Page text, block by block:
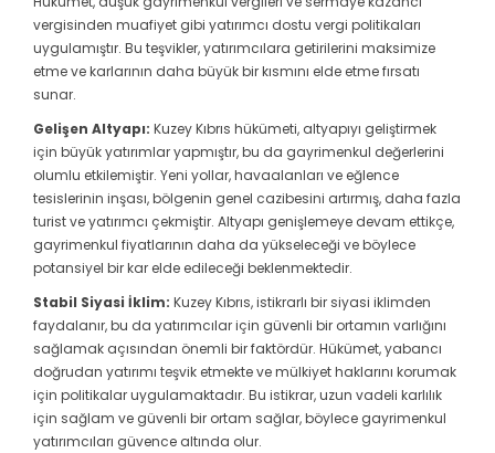
vergisinden muafiyet gibi yatırımcı dostu vergi politikaları
uygulamıştır. Bu teşvikler, yatırımcılara getirilerini maksimize
etme ve karlarının daha büyük bir kısmını elde etme fırsatı
sunar.
Gelişen Altyapı: Kuzey Kıbrıs hükümeti, altyapıyı geliştirmek
için büyük yatırımlar yapmıştır, bu da gayrimenkul değerlerini
olumlu etkilemiştir. Yeni yollar, havaalanları ve eğlence
tesislerinin inşası, bölgenin genel cazibesini artırmış, daha fazla
turist ve yatırımcı çekmiştir. Altyapı genişlemeye devam ettikçe,
gayrimenkul fiyatlarının daha da yükseleceği ve böylece
potansiyel bir kar elde edileceği beklenmektedir.
Stabil Siyasi İklim: Kuzey Kıbrıs, istikrarlı bir siyasi iklimden
faydalanır, bu da yatırımcılar için güvenli bir ortamın varlığını
sağlamak açısından önemli bir faktördür. Hükümet, yabancı
doğrudan yatırımı teşvik etmekte ve mülkiyet haklarını korumak
için politikalar uygulamaktadır. Bu istikrar, uzun vadeli karlılık
için sağlam ve güvenli bir ortam sağlar, böylece gayrimenkul
yatırımcıları güvence altında olur.